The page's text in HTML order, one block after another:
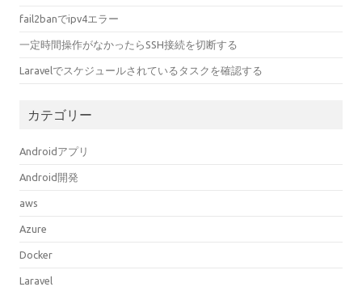
fail2banでipv4エラー
一定時間操作がなかったらSSH接続を切断する
Laravelでスケジュールされているタスクを確認する
カテゴリー
Androidアプリ
Android開発
aws
Azure
Docker
Laravel